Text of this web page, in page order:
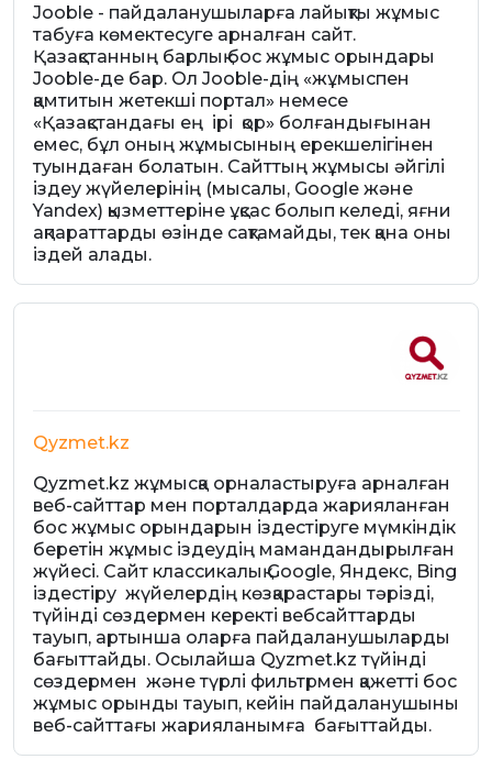
Jooble - пайдаланушыларға лайықты жұмыс
табуға көмектесуге арналған сайт.
Қазақстанның барлық бос жұмыс орындары
Jooble-де бар. Ол Jooble-дің «жұмыспен
қамтитын жетекші портал» немесе
«Қазақстандағы ең ірі қор» болғандығынан
емес, бұл оның жұмысының ерекшелігінен
туындаған болатын. Сайттың жұмысы әйгілі
іздеу жүйелерінің (мысалы, Google және
Yandex) қызметтеріне ұқсас болып келеді, яғни
ақпараттарды өзінде сақтамайды, тек қана оны
іздей алады.
Qyzmet.kz
Qyzmet.kz жұмысқа орналастыруға арналған
веб-сайттар мен порталдарда жарияланған
бос жұмыс орындарын іздестіруге мүмкіндік
беретін жұмыс іздеудің мамандандырылған
жүйесі. Сайт классикалық Google, Яндекс, Bing
іздестіру жүйелердің көзқарастары тәрізді,
түйінді сөздермен керекті вебсайттарды
тауып, артынша оларға пайдаланушыларды
бағыттайды. Осылайша Qyzmet.kz түйінді
сөздермен және түрлі фильтрмен қажетті бос
жұмыс орынды тауып, кейін пайдаланушыны
веб-сайттағы жарияланымға бағыттайды.